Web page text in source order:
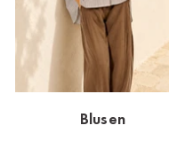
HH-Hanseviertel
HH-Wandsbek
Hannover
InnsbruckBlusen